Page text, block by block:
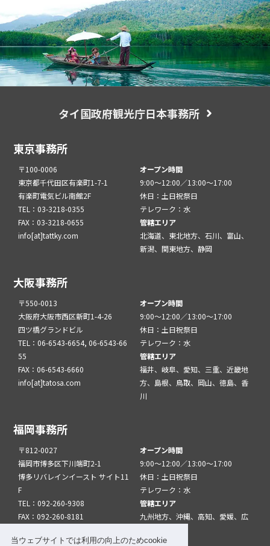
当ウェブサイトでは利用の向上のためcookie
タイ国政府観光庁日本事務所
東京事務所
〒100-0006
東京都千代田区有楽町1-7-1
有楽町電気ビル南館2F
TEL：03-3218-0355
FAX：03-3218-0655
info[at]tattky.com
オープン時間
9:00～12:00／13:00～17:00
休日：土日祝祭日
テレワーク：水
管轄エリア
北海道、東北地方、石川、富山、
新潟、関東地方、静岡
大阪事務所
〒550-0013
大阪府大阪市西区新町1-4-26
四ツ橋グランドビル
TEL：06-6543-6654, 06-6543-66
55
FAX：06-6543-6660
info[at]tatosa.com
オープン時間
9:00～12:00／13:00～17:00
休日：土日祝祭日
テレワーク：水
管轄エリア
福井、岐阜、愛知、三重、近畿地
方、島根、鳥取、岡山、徳島、香
川
福岡事務所
〒812-0027
福岡市博多区下川端町2-1
博多リバレインイースト サイト11
F
TEL：092-260-9308
FAX：092-260-8181
オープン時間
9:00～12:00／13:00～17:00
休日：土日祝祭日
テレワーク：水
管轄エリア
九州地方、沖縄、高知、愛媛、広